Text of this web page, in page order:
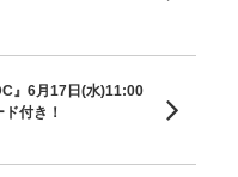
』6月17日(水)11:00
付き！